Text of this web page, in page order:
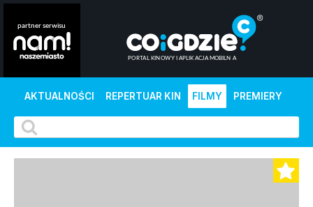
AKTUALNOŚCI REPERTUAR KIN FILMY PREMIERY